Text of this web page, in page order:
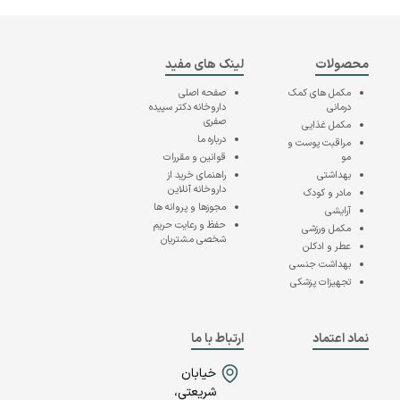
محصولات
مکمل های کمک
درمانی
مکمل غذایی
مراقبت پوست و
مو
بهداشتی
مادر و کودک
آرایشی
مکمل ورزشی
عطر و ادکلن
بهداشت جنسی
تجهیزات پزشکی
لینک های مفید
صفحه اصلی
داروخانه دکتر سپیده
صفری
درباره ما
قوانین و مقررات
راهنمای خرید از
داروخانه آنلاین
مجوزها و پروانه ها
حفظ و رعایت حریم
شخصی مشتریان
نماد اعتماد
ارتباط با ما
خیابان
شریعتی،